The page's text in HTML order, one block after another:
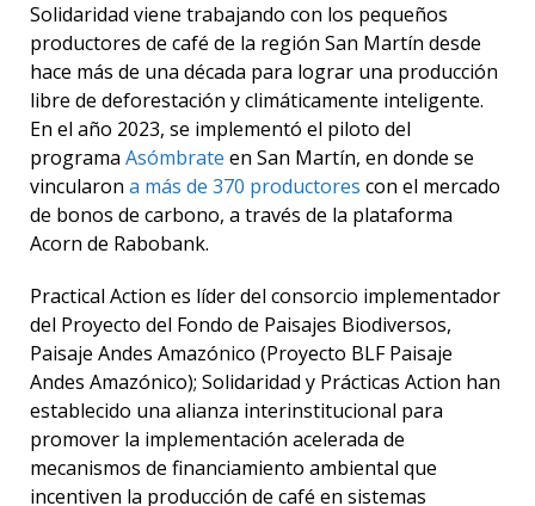
Solidaridad viene trabajando con los pequeños
productores de café de la región San Martín desde
hace más de una década para lograr una producción
libre de deforestación y climáticamente inteligente.
En el año 2023, se implementó el piloto del
programa Asómbrate en San Martín, en donde se
vincularon a más de 370 productores con el mercado
de bonos de carbono, a través de la plataforma
Acorn de Rabobank.
Practical Action es líder del consorcio implementador
del Proyecto del Fondo de Paisajes Biodiversos,
Paisaje Andes Amazónico (Proyecto BLF Paisaje
Andes Amazónico); Solidaridad y Prácticas Action han
establecido una alianza interinstitucional para
promover la implementación acelerada de
mecanismos de financiamiento ambiental que
incentiven la producción de café en sistemas